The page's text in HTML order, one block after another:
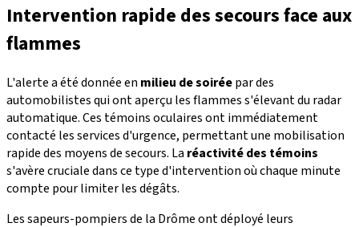
Intervention rapide des secours face aux
flammes
L'alerte a été donnée en milieu de soiréepar des
automobilistes qui ont aperçu les flammes s'élevant du radar
automatique. Ces témoins oculaires ont immédiatement
contacté les services d'urgence, permettant une mobilisation
rapide des moyens de secours. La réactivité des témoins
s'avère cruciale dans ce type d'intervention où chaque minute
compte pour limiter les dégâts.
Les sapeurs-pompiers de la Drôme ont déployé leurs